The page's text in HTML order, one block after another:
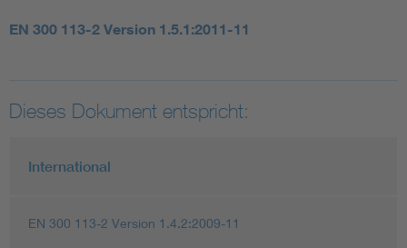
EN 300 113-2 Version 1.5.1:2011-11
Dieses Dokument entspricht:
International
EN 300 113-2 Version 1.4.2:2009-11